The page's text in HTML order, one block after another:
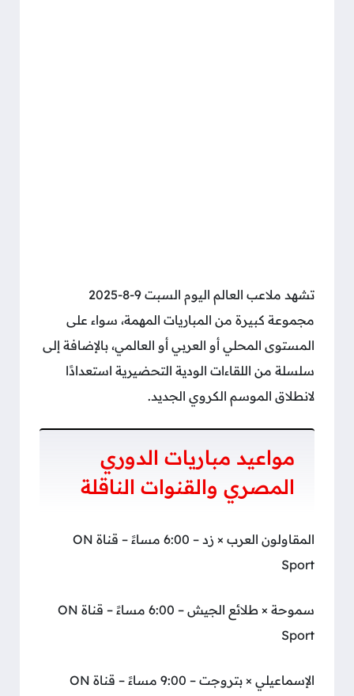
تشهد ملاعب العالم اليوم السبت 9-8-2025
مجموعة كبيرة من المباريات المهمة، سواء على
المستوى المحلي أو العربي أو العالمي، بالإضافة إلى
سلسلة من اللقاءات الودية التحضيرية استعدادًا
لانطلاق الموسم الكروي الجديد.
مواعيد مباريات الدوري
المصري والقنوات الناقلة
المقاولون العرب × زد – 6:00 مساءً – قناة ON
Sport
سموحة × طلائع الجيش – 6:00 مساءً – قناة ON
Sport
الإسماعيلي × بتروجت – 9:00 مساءً – قناة ON